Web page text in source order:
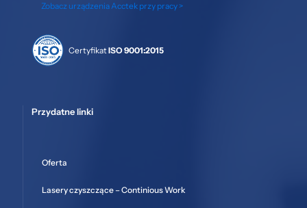
Zobacz urządzenia Acctek przy pracy >
CertyfikatISO 9001:2015
Przydatne linki
Oferta
Lasery czyszczące – Continious Work